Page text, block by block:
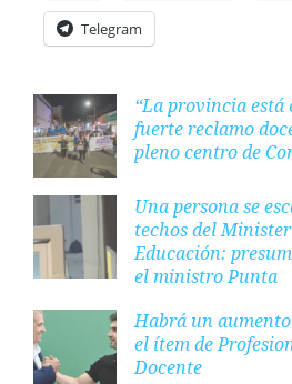
Telegram
“La provincia está
fuerte reclamo
pleno centro de
Una persona se
techos del
Educación:
el ministro Punta
Habrá un
el ítem de
Docente